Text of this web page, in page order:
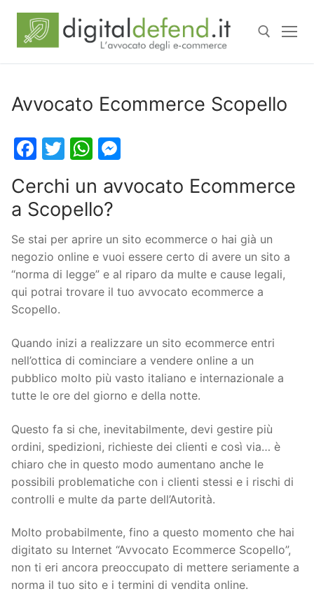
Avvocato Ecommerce Scopello
Facebook
TwitterWhatsApp
Cerchi un avvocato Ecommerce
a Scopello?
Se stai per aprire un sito ecommerce o hai già un
negozio online e vuoi essere certo di avere un sito a
“norma di legge” e al riparo da multe e cause legali,
qui potrai trovare il tuo avvocato ecommerce a
Scopello.
Quando inizi a realizzare un sito ecommerce entri
nell’ottica di cominciare a vendere online a un
pubblico molto più vasto italiano e internazionale a
tutte le ore del giorno e della notte.
Questo fa si che, inevitabilmente, devi gestire più
ordini, spedizioni, richieste dei clienti e così via… è
chiaro che in questo modo aumentano anche le
possibili problematiche con i clienti stessi e i rischi di
controlli e multe da parte dell’Autorità.
Molto probabilmente, fino a questo momento che hai
digitato su Internet “Avvocato Ecommerce Scopello”,
non ti eri ancora preoccupato di mettere seriamente a
norma il tuo sito e i termini di vendita online.